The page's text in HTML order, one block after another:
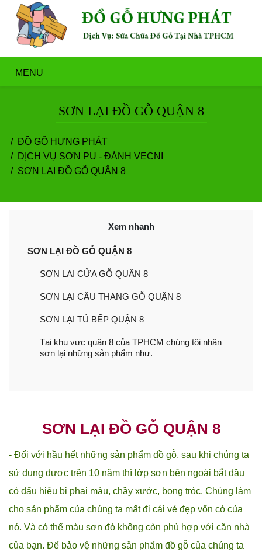
MENU
SƠN LẠI ĐỒ GỖ QUẬN 8
ĐỒ GỖ HƯNG PHÁT
DỊCH VỤ SƠN PU - ĐÁNH VECNI
SƠN LẠI ĐỒ GỖ QUẬN 8
Xem nhanh
​SƠN LẠI ĐỒ GỖ QUẬN 8
SƠN LẠI CỬA GỖ QUẬN 8
SƠN LẠI CẦU THANG GỖ QUẬN 8
SƠN LẠI TỦ BẾP QUẬN 8
Tại khu vực quận 8 của TPHCM chúng tôi nhận
sơn lại những sản phẩm như.
SƠN LẠI ĐỒ GỖ QUẬN 8
- Đối với hầu hết những sản phẩm đồ gỗ, sau khi chúng ta
sử dụng được trên 10 năm thì lớp sơn bên ngoài bắt đầu
có dấu hiệu bị phai màu, chầy xước, bong tróc. Chúng làm
cho sản phẩm của chúng ta mất đi cái vẻ đẹp vốn có của
nó. Và có thể màu sơn đó không còn phù hợp với căn nhà
của bạn. Để bảo vệ những sản phẩm đồ gỗ của chúng ta